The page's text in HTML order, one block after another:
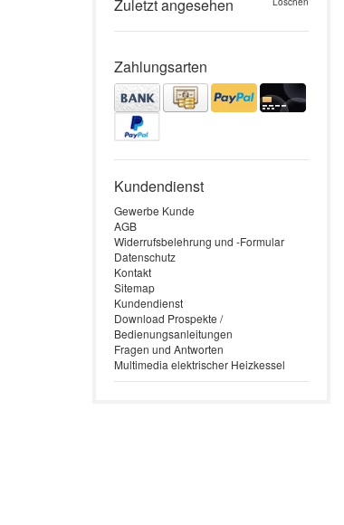
Zuletzt angesehen
Zahlungsarten
Kundendienst
Gewerbe Kunde
AGB
Widerrufsbelehrung und -Formular
Datenschutz
Kontakt
Sitemap
Kundendienst
Download Prospekte /
Bedienungsanleitungen
Fragen und Antworten
Multimedia elektrischer Heizkessel